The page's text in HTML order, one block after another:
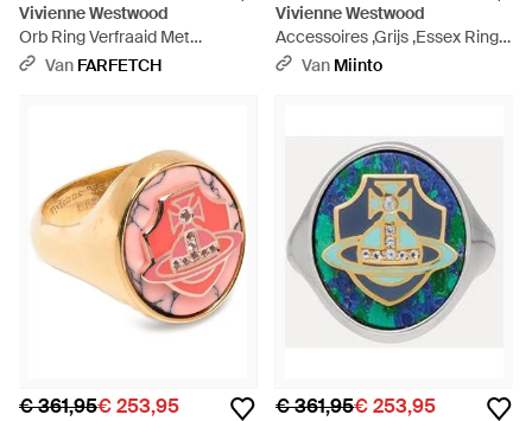
Vivienne Westwood
Orb Ring Verfraaid Met
Kristallen - Wit
Van FARFETCH
Vivienne Westwood
Accessoires ,Grijs ,Essex Ring -
Naturel
Van Miinto
€ 361,95€ 253,95 € 361,95€ 253,95